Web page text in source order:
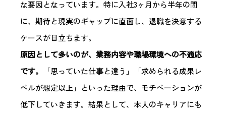
な要因となっています。特に入社3ヶ月から半年の間
に、期待と現実のギャップに直面し、退職を決意する
ケースが目立ちます。
原因として多いのが、業務内容や職場環境への不適応
です。
「思っていた仕事と違う」「求められる成果レ
ベルが想定以上」といった理由で、モチベーションが
低下していきます。結果として、本人のキャリアにも